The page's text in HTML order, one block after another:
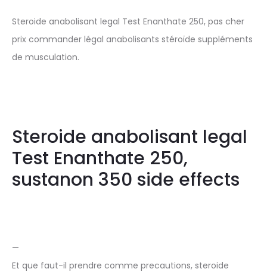
Steroide anabolisant legal Test Enanthate 250, pas cher
prix commander légal anabolisants stéroïde suppléments
de musculation.
Steroide anabolisant legal
Test Enanthate 250,
sustanon 350 side effects
—
Et que faut-il prendre comme precautions, steroide